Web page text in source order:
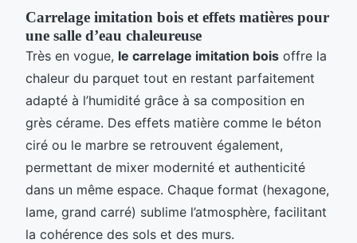
Carrelage imitation bois et effets matières pour
une salle d’eau chaleureuse
Très en vogue, le carrelage imitation bois offre la
chaleur du parquet tout en restant parfaitement
adapté à l’humidité grâce à sa composition en
grès cérame. Des effets matière comme le béton
ciré ou le marbre se retrouvent également,
permettant de mixer modernité et authenticité
dans un même espace. Chaque format (hexagone,
lame, grand carré) sublime l’atmosphère, facilitant
la cohérence des sols et des murs.